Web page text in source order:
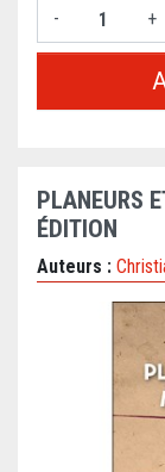
-
+
PLANEURS
ÉDITION
Auteurs :